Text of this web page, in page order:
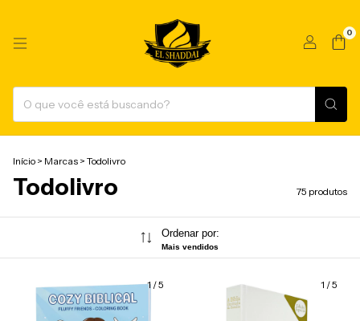
0
Início > Marcas > Todolivro
Todolivro 75 produtos
Ordenar por:
Mais vendidos
1 /5 1 /5